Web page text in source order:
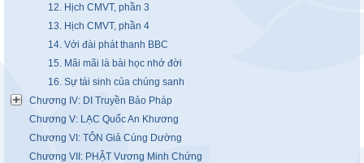
12. Hịch CMVT, phần 3
13. Hịch CMVT, phần 4
14. Với đài phát thanh BBC
15. Mãi mãi là bài học nhớ đời
16. Sự tái sinh của chúng sanh
Chương IV: DI Truyền Bảo Pháp
Chương V: LẠC Quốc An Khương
Chương VI: TÔN Giả Cúng Dường
Chương VII: PHẬT Vương Minh Chứng